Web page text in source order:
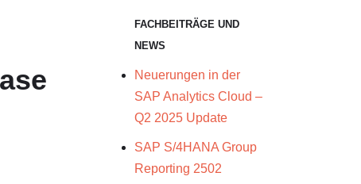
FACHBEITRÄGE UND
NEWS
Neuerungen in der
SAP Analytics Cloud –
Q2 2025 Update
SAP S/4HANA Group
Reporting 2502